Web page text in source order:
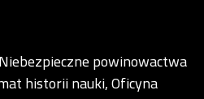
powinowactwa
historii nauki, Oficyna